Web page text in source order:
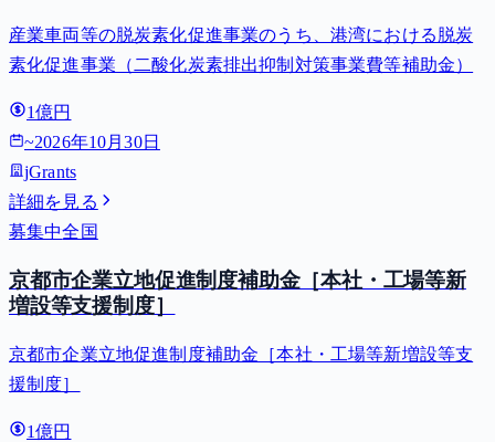
産業車両等の脱炭素化促進事業のうち、港湾における脱炭
素化促進事業（二酸化炭素排出抑制対策事業費等補助金）
1億円
~2026年10月30日
jGrants
詳細を見る
募集中全国
京都市企業立地促進制度補助金［本社・工場等新
増設等支援制度］
京都市企業立地促進制度補助金［本社・工場等新増設等支
援制度］
1億円